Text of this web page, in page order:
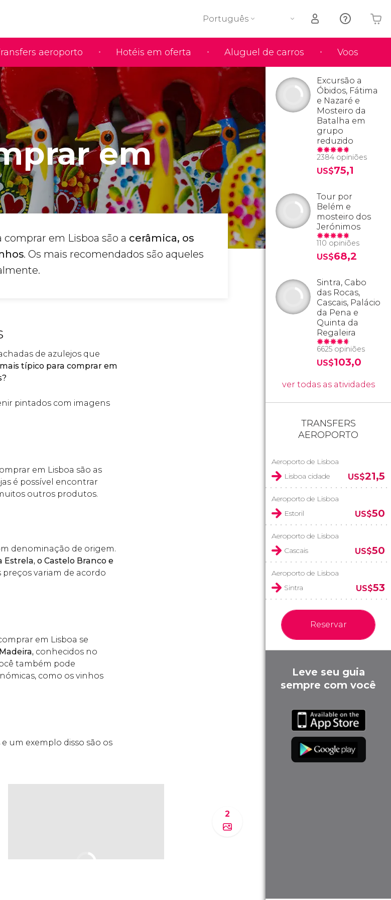
aeroporto Hotéis em oferta Aluguel de carros Voos
Português
O seu carrinho está vazio
em
em Lisboa são a cerâmica, os
. Os mais recomendados são aqueles
de azulejos que
típico para comprar em
pintados com imagens
em Lisboa são as
é possível encontrar
outros produtos.
denominação de origem.
Estrela, o Castelo Branco e
preços variam de acordo
em Lisboa se
conhecidos no
também pode
como os vinhos
um exemplo disso são os
2
Excursão a
Óbidos, Fátima
e Nazaré e
Mosteiro da
Batalha em
grupo
reduzido
2384 opiniões
US$75,1
Tour por
Belém e
mosteiro dos
Jerónimos
110 opiniões
US$68,2
Sintra, Cabo
das Rocas,
Cascais, Palácio
da Pena e
Quinta da
Regaleira
6625 opiniões
US$103,0
ver todas as atividades
TRANSFERS
AEROPORTO
Aeroporto de Lisboa
Lisboa cidade
US$21,5
Aeroporto de Lisboa
Estoril
US$50
Aeroporto de Lisboa
Cascais
US$50
Aeroporto de Lisboa
Sintra
US$53
Reservar
Leve seu guia
sempre com você